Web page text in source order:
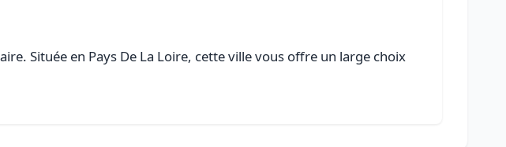
Située en Pays De La Loire, cette ville vous offre un large choix